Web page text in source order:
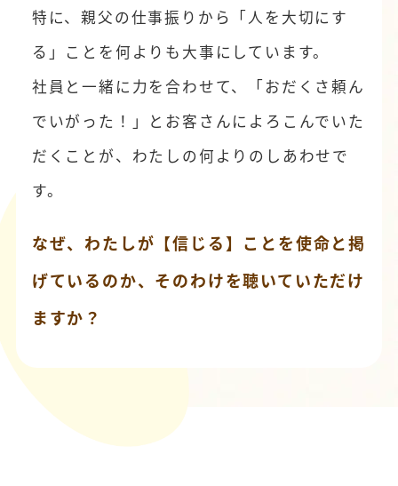
特に、親父の仕事振りから「人を大切にす
る」ことを何よりも大事にしています。
社員と一緒に力を合わせて、「おだくさ頼ん
でいがった！」とお客さんによろこんでいた
だくことが、わたしの何よりのしあわせで
す。
なぜ、わたしが【信じる】ことを使命と掲
げているのか、 そのわけを聴いていただけ
ますか？